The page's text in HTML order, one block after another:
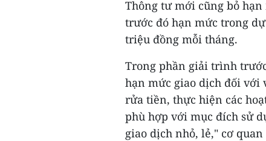
Thông tư mới cũng bỏ
trước đó hạn mức trong
triệu đồng mỗi tháng.
Trong phần giải trình
hạn mức giao dịch đối
rửa tiền, thực hiện các
phù hợp với mục đích sử
giao dịch nhỏ, lẻ," cơ